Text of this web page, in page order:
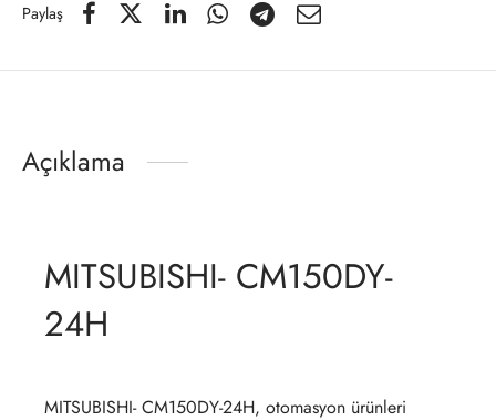
Paylaş
Açıklama
MITSUBISHI- CM150DY-
24H
MITSUBISHI- CM150DY-24H, otomasyon ürünleri